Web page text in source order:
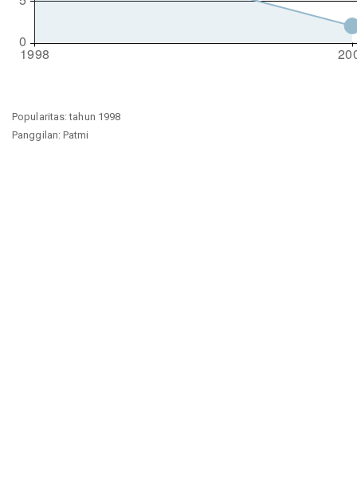
Popularitas: tahun 1998
Panggilan: Patmi